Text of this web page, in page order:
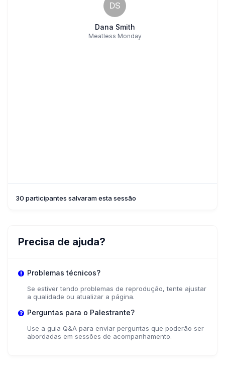
DS
Dana Smith
Meatless Monday
30 participantes salvaram esta sessão
Precisa de ajuda?
Problemas técnicos?
Se estiver tendo problemas de reprodução, tente ajustar
a qualidade ou atualizar a página.
Perguntas para o Palestrante?
Use a guia Q&A para enviar perguntas que poderão ser
abordadas em sessões de acompanhamento.